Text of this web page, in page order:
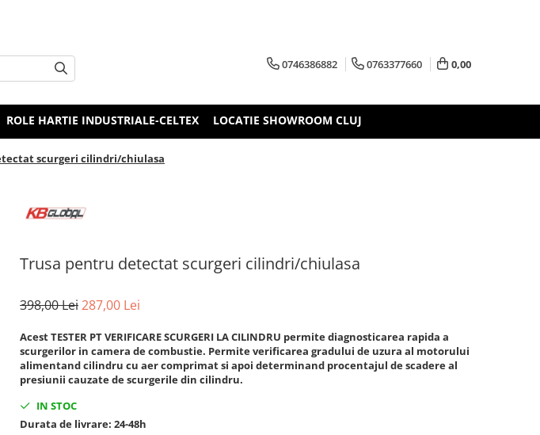
0746386882 0763377660 0,00
ROLE HARTIE INDUSTRIALE-CELTEX LOCATIE SHOWROOM CLUJ
scurgeri cilindri/chiulasa
Trusa pentru detectat scurgeri cilindri/chiulasa
398,00 Lei287,00 Lei
Acest TESTER PT VERIFICARE SCURGERI LA CILINDRU permite diagnosticarea rapida a
scurgerilor in camera de combustie. Permite verificarea gradului de uzura al motorului
alimentand cilindru cu aer comprimat si apoi determinand procentajul de scadere al
presiunii cauzate de scurgerile din cilindru.
IN STOC
Durata de livrare: 24-48h